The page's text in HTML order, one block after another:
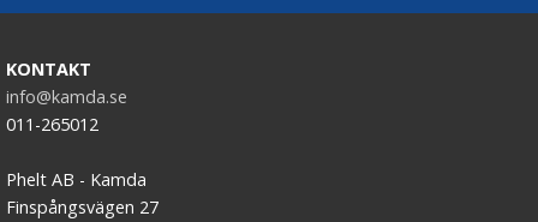
KONTAKT
info@kamda.se
011-265012
Phelt AB - Kamda
Finspångsvägen 27